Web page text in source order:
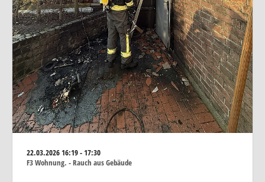
22.03.202616:19 - 17:30
F3 Wohnung. - Rauch aus Gebäude